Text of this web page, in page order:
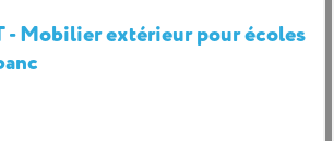
- Mobilier extérieur pour écoles